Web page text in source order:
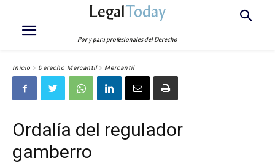
LegalToday
Por y para profesionales del Derecho
Inicio Derecho Mercantil Mercantil
Ordalía del regulador
gamberro